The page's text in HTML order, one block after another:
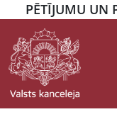
PĒTĪJUMU UN